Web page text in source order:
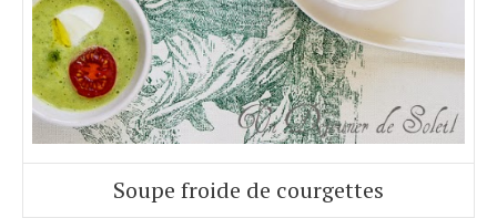
Soupe froide de courgettes